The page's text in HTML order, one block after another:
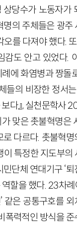
당수가 노동자가
명의 주체들은 광
를 다져야 했다.
감도 안고 있었다
에 화염병과 짱
들의 비장한 정서
보다』, 실천문학
맞은 촛불혁명은
로 다르다. 촛불혁
이 특정한 지도부
단체 연대기구 ‘
할을 했다. 23차
같은 공통구호를
폭력적인 방식을